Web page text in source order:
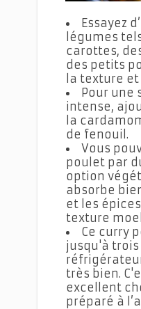
Essayez
légumes
carottes,
des petits
la texture
Pour une
intense,
la
de fenouil.
Vous
poulet par
option
absorbe
et les
texture
Ce curry
jusqu'à trois
très bien.
excellent
préparé à